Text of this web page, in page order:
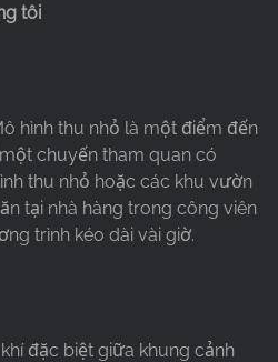
tôi
hình thu nhỏ là một điểm đến
chuyến tham quan có
thu nhỏ hoặc các khu vườn
tại nhà hàng trong công viên
trình kéo dài vài giờ.
đặc biệt giữa khung cảnh